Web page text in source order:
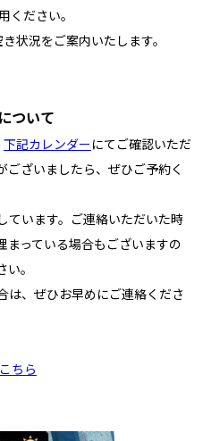
ださい。
状況をご案内いたします。
ついて
下記カレンダーにてご確認いただ
ございましたら、ぜひご予約く
ています。ご連絡いただいた時
まっている場合もございますの
。
は、ぜひお早めにご連絡くださ
ちら